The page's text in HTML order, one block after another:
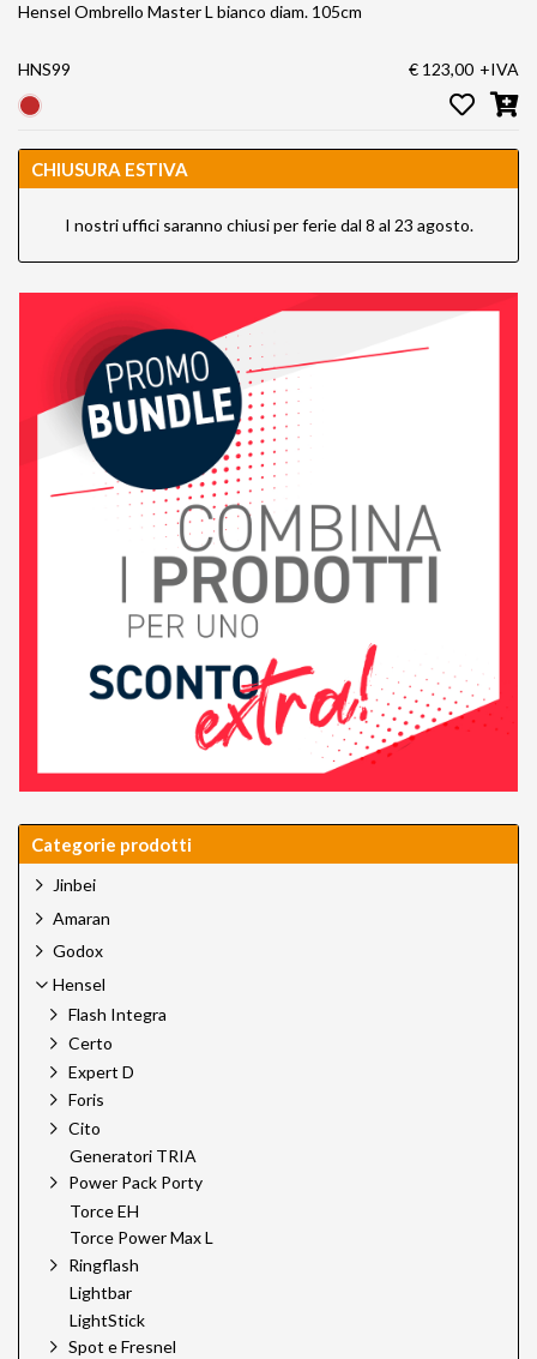
Hensel Ombrello Master L bianco diam. 105cm
HNS99 € 123,00 +IVA
CHIUSURA ESTIVA
I nostri uffici saranno chiusi per ferie dal 8 al 23 agosto.
Categorie prodotti
Jinbei
Amaran
Godox
Hensel
Flash Integra
Certo
Expert D
Foris
Cito
Generatori TRIA
Power Pack Porty
Torce EH
Torce Power Max L
Ringflash
Lightbar
LightStick
Spot e Fresnel